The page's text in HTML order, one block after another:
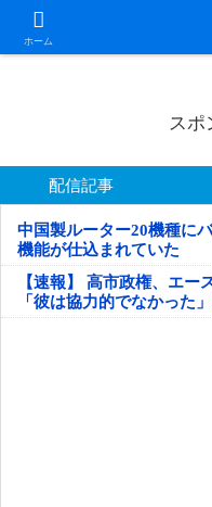
ホーム日本第一！ニュー
スポ
配信記事
中国製ルーター20機種に
機能が仕込まれていた
【速報】 高市政権、エ
「彼は協力的でなかった
判明